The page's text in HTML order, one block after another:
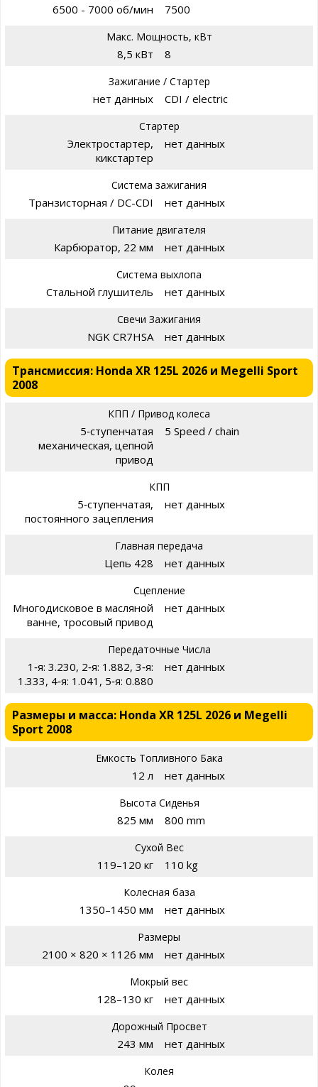
6500 - 7000 об/мин 7500
Макс. Мощность, кВт
8,5 кВт 8
Зажигание / Стартер
нет данных CDI / electric
Стартер
Электростартер,
кикстартер
нет данных
Система зажигания
Транзисторная / DC-CDI нет данных
Питание двигателя
Карбюратор, 22 мм нет данных
Система выхлопа
Стальной глушитель нет данных
Свечи Зажигания
NGK CR7HSA нет данных
Трансмиссия: Honda XR 125L 2026 и Megelli Sport
2008
КПП / Привод колеса
5‑ступенчатая
механическая, цепной
привод
5 Speed / chain
КПП
5‑ступенчатая,
постоянного зацепления
нет данных
Главная передача
Цепь 428 нет данных
Сцепление
Многодисковое в масляной
ванне, тросовый привод
нет данных
Передаточные Числа
1‑я: 3.230, 2‑я: 1.882, 3‑я:
1.333, 4‑я: 1.041, 5‑я: 0.880
нет данных
Размеры и масса: Honda XR 125L 2026 и Megelli
Sport 2008
Емкость Топливного Бака
12 л нет данных
Высота Сиденья
825 мм 800 mm
Сухой Вес
119–120 кг 110 kg
Колесная база
1350–1450 мм нет данных
Размеры
2100 × 820 × 1126 мм нет данных
Мокрый вес
128–130 кг нет данных
Дорожный Просвет
243 мм нет данных
Колея